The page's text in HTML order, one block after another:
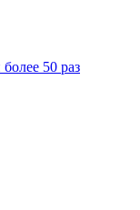
50 раз